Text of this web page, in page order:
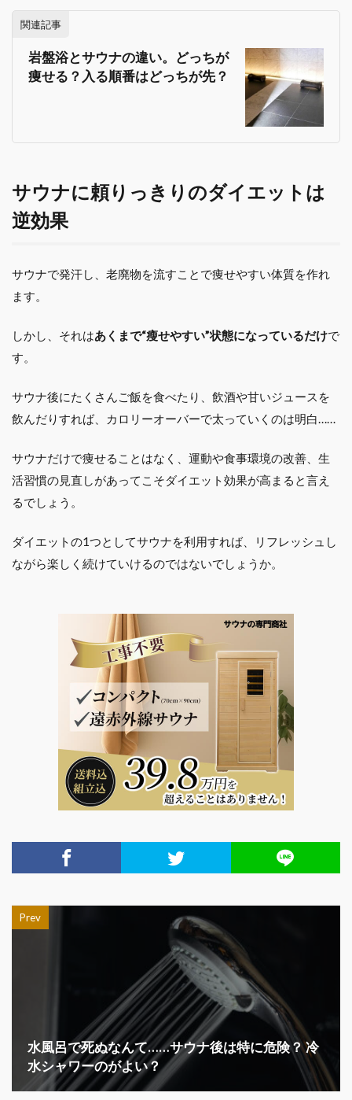
関連記事
岩盤浴とサウナの違い。どっちが
痩せる？入る順番はどっちが先？
サウナに頼りっきりのダイエットは
逆効果
サウナで発汗し、老廃物を流すことで痩せやすい体質を作れ
ます。
しかし、それはあくまで“瘦せやすい”状態になっているだけで
す。
サウナ後にたくさんご飯を食べたり、飲酒や甘いジュースを
飲んだりすれば、カロリーオーバーで太っていくのは明白……
サウナだけで痩せることはなく、運動や食事環境の改善、生
活習慣の見直しがあってこそダイエット効果が高まると言え
るでしょう。
ダイエットの1つとしてサウナを利用すれば、リフレッシュし
ながら楽しく続けていけるのではないでしょうか。
Prev
水風呂で死ぬなんて……サウナ後は特に危険？ 冷
水シャワーのがよい？